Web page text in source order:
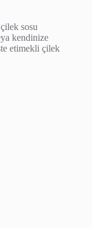
sosu
kendinize
etimekli çilek